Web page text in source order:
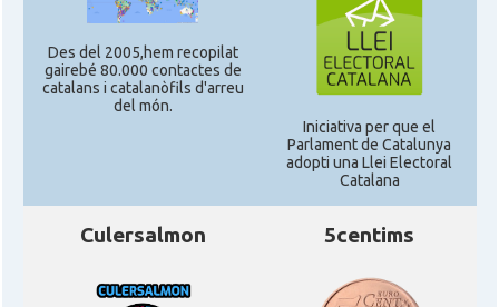
Des del 2005,hem recopilat
gairebé 80.000 contactes de
catalans i catalanòfils d'arreu
del món.
Iniciativa per que el
Parlament de Catalunya
adopti una Llei Electoral
Catalana
Culersalmon 5centims